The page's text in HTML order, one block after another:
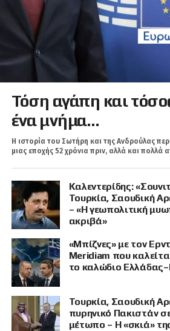
Τόση αγάπη και
ένα μνήμα…
Η ιστορία του Σωτήρη και της Ανδρούλας
μιας εποχής 52 χρόνια πριν, αλλά και πολλά
Καλεντερίδης:
Τουρκία, Σαουδική
– «Η γεωπολιτική
ακριβά»
«Μπίζνες» με τον
Meridiam που
το καλώδιο
Τουρκία, Σαουδική
πυρηνικό Πακιστάν
μέτωπο – Η «σκιά»